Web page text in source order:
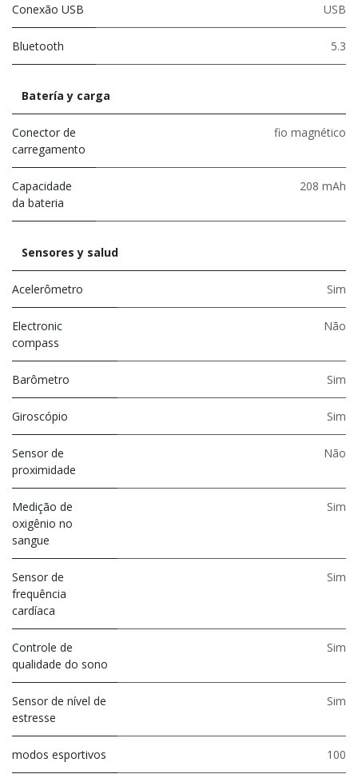
Conexão USB USB
Bluetooth 5.3
Batería y carga
Conector de
carregamento
fio magnético
Capacidade
da bateria
208 mAh
Sensores y salud
Acelerômetro Sim
Electronic
compass
Não
Barômetro Sim
Giroscópio Sim
Sensor de
proximidade
Não
Medição de
oxigênio no
sangue
Sim
Sensor de
frequência
cardíaca
Sim
Controle de
qualidade do sono
Sim
Sensor de nível de
estresse
Sim
modos esportivos 100